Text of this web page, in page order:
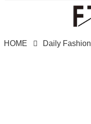
HOME Daily Fashion